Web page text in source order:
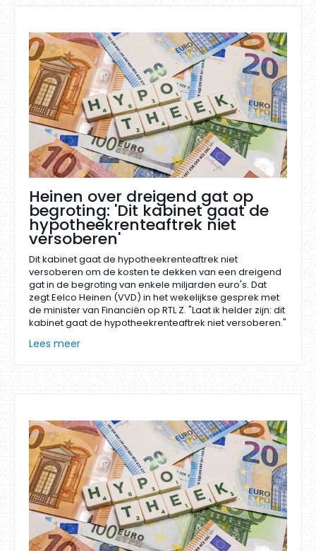
Heinen over dreigend gat op
begroting: 'Dit kabinet gaat de
hypotheekrenteaftrek niet
versoberen'
Dit kabinet gaat de hypotheekrenteaftrek niet
versoberen om de kosten te dekken van een dreigend
gat in de begroting van enkele miljarden euro's. Dat
zegt Eelco Heinen (VVD) in het wekelijkse gesprek met
de minister van Financiën op RTL Z. "Laat ik helder zijn: dit
kabinet gaat de hypotheekrenteaftrek niet versoberen."
Lees meer